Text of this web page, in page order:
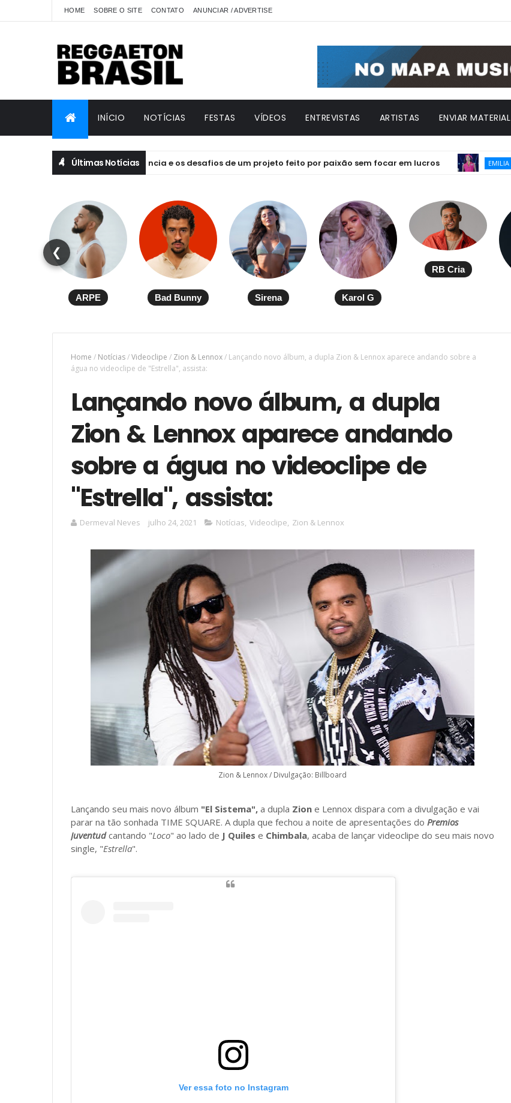
HOME SOBRE O SITE CONTATO ANUNCIAR / ADVERTISE
INÍCIO NOTÍCIAS FESTAS VÍDEOS ENTREVISTAS ARTISTAS ENVIAR MATERIAL
Últimas Notícias
emoção, essência e os desafios de um projeto feito por paixão sem focar em lucros EMILIA MERNES
❮
ARPE Bad Bunny Sirena Karol G
RB Cria
Home / Notícias/Videoclipe / Zion & Lennox/ Lançando novo álbum, a dupla Zion & Lennox aparece andando sobre a
água no videoclipe de "Estrella", assista:
Lançando novo álbum, a dupla
Zion & Lennox aparece andando
sobre a água no videoclipe de
"Estrella", assista:
Dermeval Neves julho 24, 2021 Notícias, Videoclipe, Zion & Lennox
Zion & Lennox / Divulgação: Billboard
Lançando seu mais novo álbum "El Sistema", a dupla Zion e Lennox dispara com a divulgação e vai
parar na tão sonhada TIME SQUARE. A dupla que fechou a noite de apresentações do Premios
Juventudcantando "Loco" ao lado de J Quiles e Chimbala, acaba de lançar videoclipe do seu mais novo
single, "Estrella".
Ver essa foto no Instagram